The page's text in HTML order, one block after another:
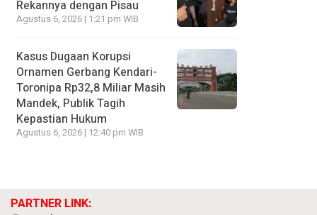
Rekannya dengan Pisau
Agustus 6, 2026 | 1:21 pm WIB
Kasus Dugaan Korupsi
Ornamen Gerbang Kendari-
Toronipa Rp32,8 Miliar Masih
Mandek, Publik Tagih
Kepastian Hukum
Agustus 6, 2026 | 12:40 pm WIB
PARTNER LINK: